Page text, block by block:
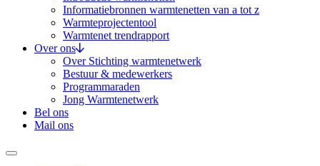
Informatiebronnen warmtenetten van a tot z
Warmteprojectentool
Warmtenet trendrapport
Over ons
Over Stichting warmtenetwerk
Bestuur & medewerkers
Programmaraden
Jong Warmtenetwerk
Bel ons
Mail ons